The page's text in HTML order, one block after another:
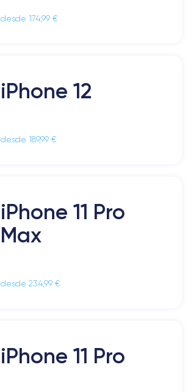
desde 174,99 €
iPhone 12
desde 189,99 €
iPhone 11 Pro
Max
desde 234,99 €
iPhone 11 Pro